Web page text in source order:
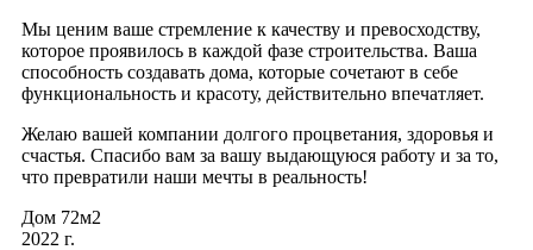
Мы ценим ваше стремление к качеству и превосходству,
которое проявилось в каждой фазе строительства. Ваша
способность создавать дома, которые сочетают в себе
функциональность и красоту, действительно впечатляет.
Желаю вашей компании долгого процветания, здоровья и
счастья. Спасибо вам за вашу выдающуюся работу и за то,
что превратили наши мечты в реальность!
Дом 72м2
2022 г.